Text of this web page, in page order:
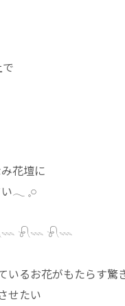
花壇に
𓂃 𓈒𓏸
𓍯𓇠 𓍯𓇠
いるお花がもたらす驚
せたい